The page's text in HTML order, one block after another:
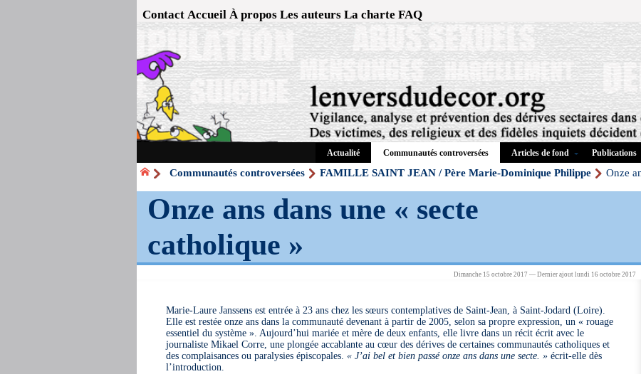
Contact Accueil À propos Les auteurs La charte FAQ
Actualité Communautés controversées Articles de fond Publications
Communautés controversées FAMILLE SAINT JEAN / Père Marie-Dominique Philippe Onze
Onze ans dans une « secte
catholique »
Dimanche 15 octobre 2017 — Dernier ajout lundi 16 octobre 2017
Marie-Laure Janssens est entrée à 23 ans chez les sœurs contemplatives de Saint-Jean, à Saint-Jodard (Loire).
Elle est restée onze ans dans la communauté devenant à partir de 2005, selon sa propre expression, un « rouage
essentiel du système ». Aujourd’hui mariée et mère de deux enfants, elle livre dans un récit écrit avec le
journaliste Mikael Corre, une plongée accablante au cœur des dérives de certaines communautés catholiques et
des complaisances ou paralysies épiscopales. « J’ai bel et bien passé onze ans dans une secte. »écrit-elle dès
l’introduction.